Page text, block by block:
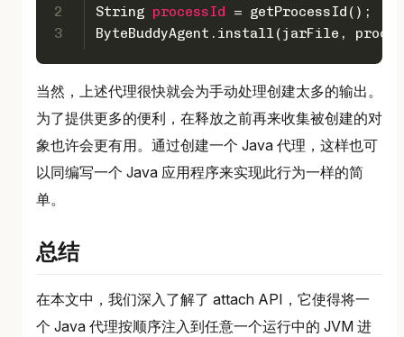
2
3
String processId = getProcessId();
ByteBuddyAgent.install(jarFile,
当然，上述代理很快就会为手动处理创建太多的输出。
为了提供更多的便利，在释放之前再来收集被创建的对
象也许会更有用。通过创建一个 Java 代理，这样也可
以同编写一个 Java 应用程序来实现此行为一样的简
单。
总结
在本文中，我们深入了解了 attach API，它使得将一
个 Java 代理按顺序注入到任意一个运行中的 JVM 进